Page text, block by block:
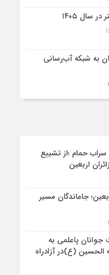
سال ۱۴۰۵
تومان به شبکه آب‌رسانی
حمام ؛از تشییع
اربعین
جاماندگان مسیر
پاعلمی به
الحسین (ع)در آزادراه